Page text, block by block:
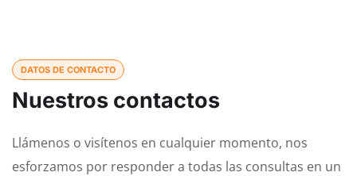
DATOS DE CONTACTO
Nuestros contactos
Llámenos o visítenos en cualquier momento, nos
esforzamos por responder a todas las consultas en un